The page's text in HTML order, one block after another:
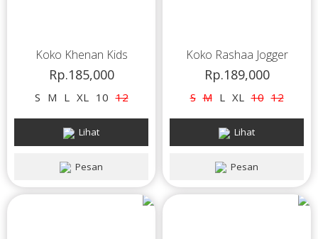
Koko Khenan Kids
Rp.185,000
S M L XL 10 12
Pesan
Lihat
Koko Rashaa Jogger
Rp.189,000
S M L XL 10 12
Pesan
Lihat